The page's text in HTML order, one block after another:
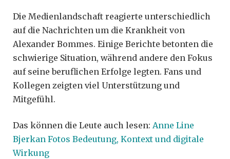
Die Medienlandschaft reagierte unterschiedlich
auf die Nachrichten um die Krankheit von
Alexander Bommes. Einige Berichte betonten die
schwierige Situation, während andere den Fokus
auf seine beruflichen Erfolge legten. Fans und
Kollegen zeigten viel Unterstützung und
Mitgefühl.
Das können die Leute auch lesen: Anne Line
Bjerkan Fotos Bedeutung, Kontext und digitale
Wirkung